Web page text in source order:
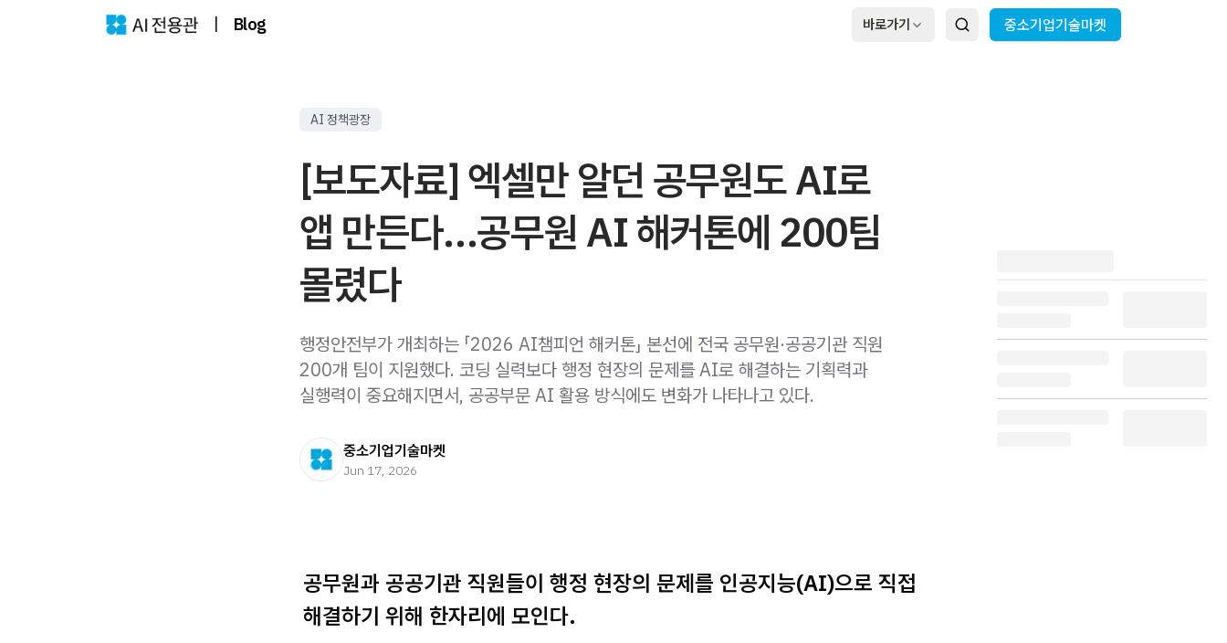
| Blog 바로가기 중소기업기술마켓
AI 정책광장
[보도자료] 엑셀만 알던 공무원도 AI로
앱 만든다…공무원 AI 해커톤에 200팀
몰렸다
행정안전부가 개최하는 「2026 AI챔피언 해커톤」 본선에 전국 공무원·공공기관 직원
200개 팀이 지원했다. 코딩 실력보다 행정 현장의 문제를 AI로 해결하는 기획력과
실행력이 중요해지면서, 공공부문 AI 활용 방식에도 변화가 나타나고 있다.
중소기업기술마켓
Jun 17, 2026
공무원과 공공기관 직원들이 행정 현장의 문제를 인공지능(AI)으로 직접
해결하기 위해 한자리에 모인다.